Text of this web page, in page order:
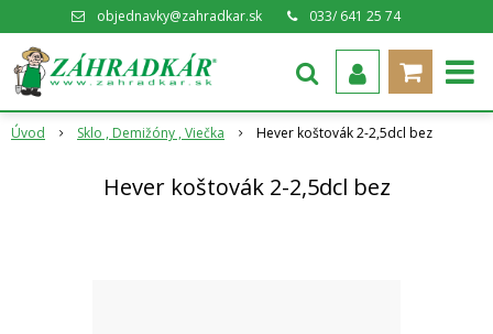
objednavky@zahradkar.sk 033/ 641 25 74
Úvod Sklo , Demižóny , Viečka Hever koštovák 2-2,5dcl bez
Hever koštovák 2-2,5dcl bez